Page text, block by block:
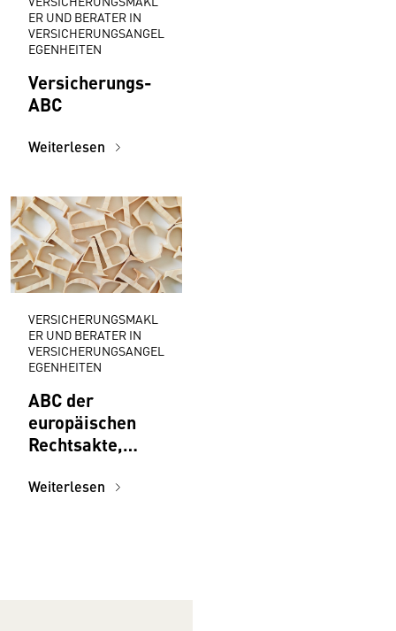
ER UND BERATER IN
VERSICHERUNGSANGEL
EGENHEITEN
Versicherungs-
ABC
Weiterlesen
VERSICHERUNGSMAKL
ER UND BERATER IN
VERSICHERUNGSANGEL
EGENHEITEN
ABC der
europäischen
Rechtsakte,
Institutionen für
Weiterlesen